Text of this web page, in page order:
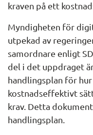
kraven på ett
Myndigheten för
utpekad av
samordnare enligt
del i det uppdraget
handlingsplan för
kostnadseffektivt
krav. Detta
handlingsplan.